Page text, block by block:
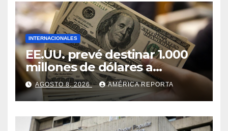
INTERNACIONALES
EE.UU. prevé destinar 1.000
millones de dólares a
Colombia para un paquete
de seguridad
AGOSTO 8, 2026 AMÉRICA REPORTA